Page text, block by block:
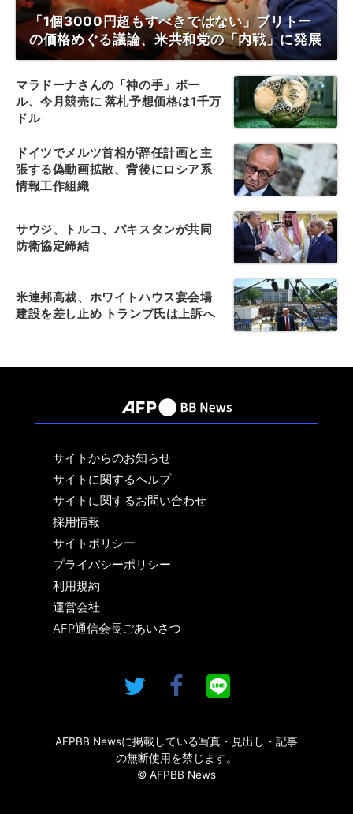
「1個3000円超もすべきではない」ブリトー
の価格めぐる議論、米共和党の「内戦」に発展
マラドーナさんの「神の手」ボー
ル、今月競売に 落札予想価格は1千万
ドル
ドイツでメルツ首相が辞任計画と主
張する偽動画拡散、背後にロシア系
情報工作組織
サウジ、トルコ、パキスタンが共同
防衛協定締結
米連邦高裁、ホワイトハウス宴会場
建設を差し止め トランプ氏は上訴へ
サイトからのお知らせ
サイトに関するヘルプ
サイトに関するお問い合わせ
採用情報
サイトポリシー
プライバシーポリシー
利用規約
運営会社
AFP通信会長ごあいさつ
AFPBB Newsに掲載している写真・見出し・記事
の無断使用を禁じます。
© AFPBB News